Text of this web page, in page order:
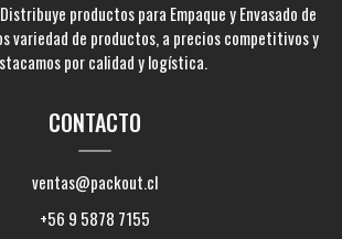
productos para Empaque y Envasado de
variedad de productos, a precios competitivos y
por calidad y logística.
CONTACTO
ventas@packout.cl
+56 9 5878 7155